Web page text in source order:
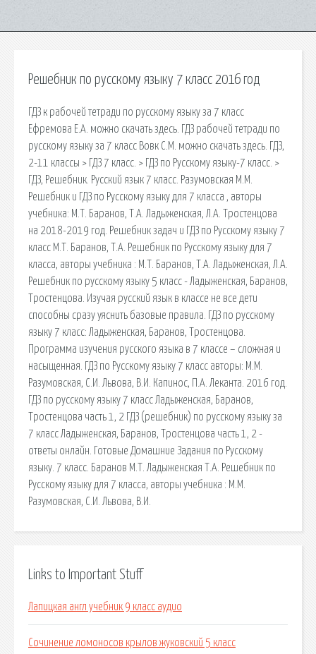
Решебник по русскому языку 7 класс 2016 год
ГДЗ к рабочей тетради по русскому языку за 7 класс
Ефремова Е.А. можно скачать здесь. ГДЗ рабочей тетради по
русскому языку за 7 класс Вовк С.М. можно скачать здесь. ГДЗ,
2-11 классы > ГДЗ 7 класс. > ГДЗ по Русскому языку-7 класс. >
ГДЗ, Решебник. Русский язык 7 класс. Разумовская М.М.
Решебник и ГДЗ по Русскому языку для 7 класса , авторы
учебника: М.Т. Баранов, Т.А. Ладыженская, Л.А. Тростенцова
на 2018-2019 год. Решебник задач и ГДЗ по Русскому языку 7
класс М.Т. Баранов, Т.А. Решебник по Русскому языку для 7
класса, авторы учебника : М.Т. Баранов, Т.А. Ладыженская, Л.А.
Решебник по русскому языку 5 класс - Ладыженская, Баранов,
Тростенцова. Изучая русский язык в классе не все дети
способны сразу уяснить базовые правила. ГДЗ по русскому
языку 7 класс: Ладыженская, Баранов, Тростенцова.
Программа изучения русского языка в 7 классе – сложная и
насыщенная. ГДЗ по Русскому языку 7 класс авторы: М.М.
Разумовская, С.И. Львова, В.И. Капинос, П.А. Леканта. 2016 год.
ГДЗ по русскому языку 7 класс Ладыженская, Баранов,
Тростенцова часть 1, 2 ГДЗ (решебник) по русскому языку за
7 класс Ладыженская, Баранов, Тростенцова часть 1, 2 -
ответы онлайн. Готовые Домашние Задания по Русскому
языку. 7 класс. Баранов М.Т. Ладыженская Т.А. Решебник по
Русскому языку для 7 класса, авторы учебника : М.М.
Разумовская, С.И. Львова, В.И.
Links to Important Stuff
Лапицкая англ учебник 9 класс аудио
Сочинение ломоносов крылов жуковский 5 класс